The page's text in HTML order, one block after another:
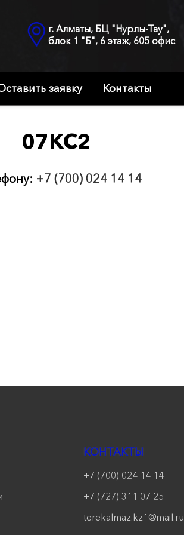
г. Алматы, БЦ "Нурлы-Тау",
блок 1 "Б", 6 этаж, 605 офис
заявку Контакты
07КС2
+7 (700) 024 14 14
КОНТАКТЫ
+7 (700) 024 14 14
+7 (727) 311 07 25
terekalmaz.kz1@mail.ru